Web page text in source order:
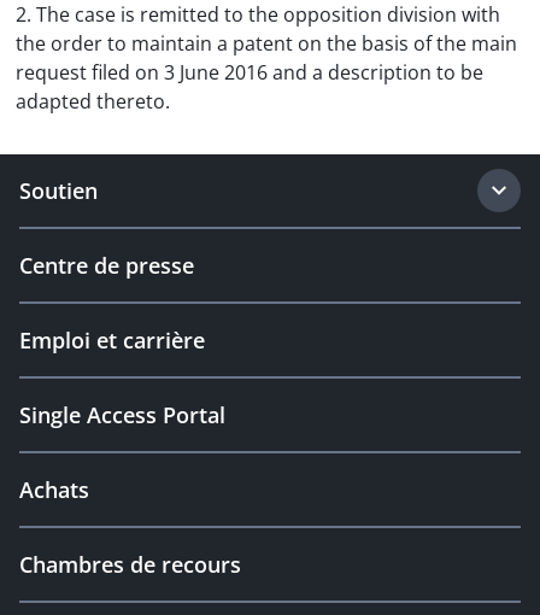
2. The case is remitted to the opposition division with
the order to maintain a patent on the basis of the main
request filed on 3 June 2016 and a description to be
adapted thereto.
Soutien
Centre de presse
Emploi et carrière
Single Access Portal
Achats
Chambres de recours